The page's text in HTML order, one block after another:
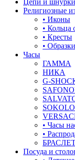
Цепи и шнурки
Религиозные
• Иконы
• Кольца
• Кресты
• Образки
Часы
ГАММА
НИКА
G-
• Часы
•
Посуда и